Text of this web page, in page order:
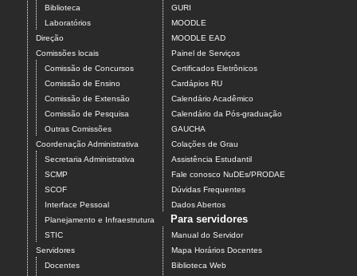
Biblioteca
Laboratórios
Direção
Comissões locais
Comissão de Concursos
Comissão de Ensino
Comissão de Extensão
Comissão de Pesquisa
Outras Comissões
Coordenação Administrativa
Secretaria Administrativa
SCMP
SCOF
Interface Pessoal
Planejamento e Infraestrutura
STIC
Servidores
Docentes
GURI
MOODLE
MOODLE EAD
Painel de Serviços
Certificados Eletrônicos
Cardápios RU
Calendário Acadêmico
Calendário da Pós-graduação
GAUCHA
Colações de Grau
Assistência Estudantil
Fale conosco NuDEs/PRODAE
Dúvidas Frequentes
Dados Abertos
Para servidores
Manual do Servidor
Mapa Horários Docentes
Biblioteca Web